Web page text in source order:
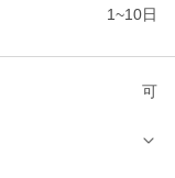
1~10日
可